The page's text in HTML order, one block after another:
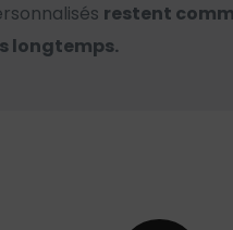
restent
longtemps.